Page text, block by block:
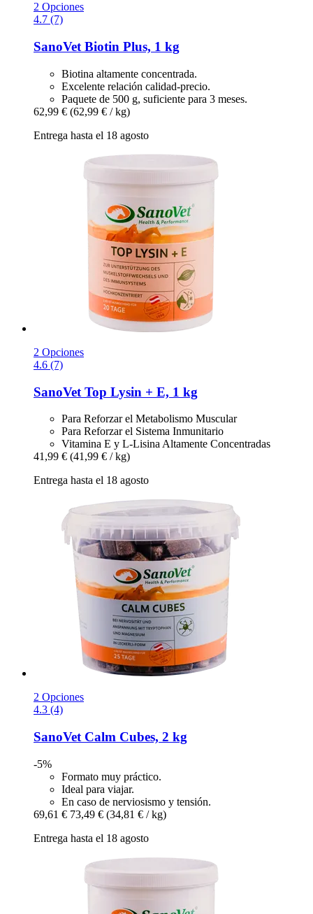
2 Opciones
4.7 (7)
SanoVet Biotin Plus, 1 kg
Biotina altamente concentrada.
Excelente relación calidad-precio.
Paquete de 500 g, suficiente para 3 meses.
62,99 € (62,99 € / kg)
Entrega hasta el 18 agosto
2 Opciones
4.6 (7)
SanoVet Top Lysin + E, 1 kg
Para Reforzar el Metabolismo Muscular
Para Reforzar el Sistema Inmunitario
Vitamina E y L-Lisina Altamente Concentradas
41,99 € (41,99 € / kg)
Entrega hasta el 18 agosto
2 Opciones
4.3 (4)
SanoVet Calm Cubes, 2 kg
-5%
Formato muy práctico.
Ideal para viajar.
En caso de nerviosismo y tensión.
69,61 € 73,49 € (34,81 € / kg)
Entrega hasta el 18 agosto